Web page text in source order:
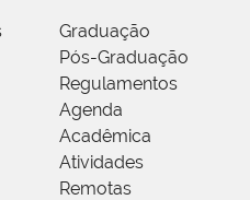
Graduação
Pós-Graduação
Regulamentos
Agenda
Acadêmica
Atividades
Remotas